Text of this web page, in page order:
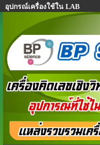
อุปกรณ์เครื่องใช้ใน LAB